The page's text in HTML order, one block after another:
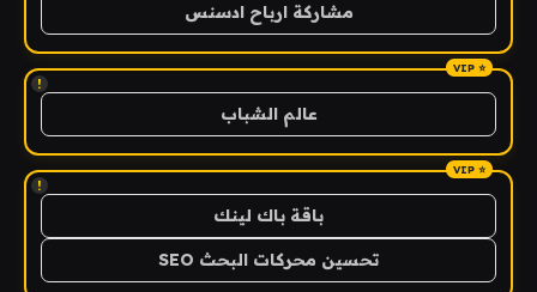
مشاركة ارباح ادسنس
!
عالم الشباب
!
باقة باك لينك
تحسين محركات البحث SEO